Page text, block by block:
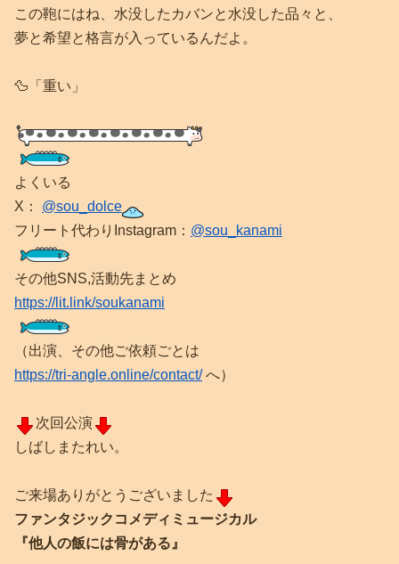
この鞄にはね、水没したカバンと水没した品々と、
夢と希望と格言が入っているんだよ。
🦆「重い」
よくいる
X： @sou_dolce
フリート代わりInstagram： @sou_kanami
その他SNS,活動先まとめ
https://lit.link/soukanami
（出演、その他ご依頼ごとは
https://tri-angle.online/contact/へ）
次回公演
しばしまたれい。
ご来場ありがとうございました
ファンタジックコメディミュージカル
『他人の飯には骨がある』